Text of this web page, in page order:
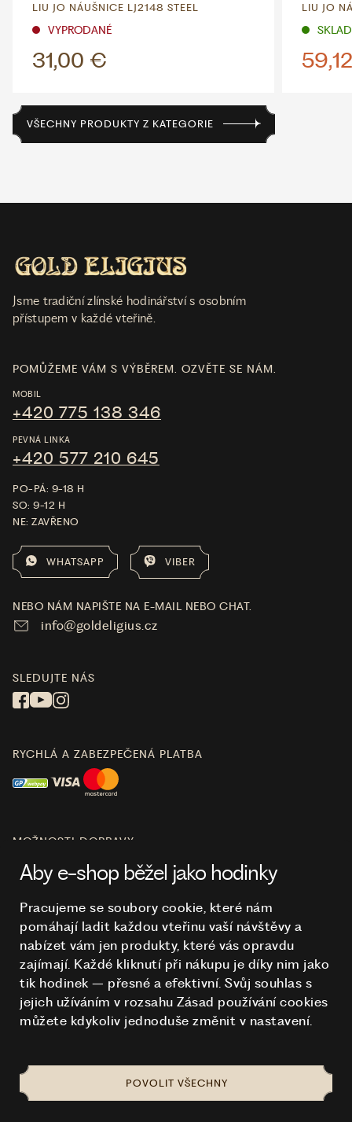
LIU JO NÁUŠNICE LJ2148 STEEL
VYPRODANÉ
31,00 €
LIU JO
VŠECHNY PRODUKTY Z KATEGORIE
Jsme tradiční zlínské hodinářství s osobním
přístupem v každé vteřině.
O NÁKUPU
HODINKY
POMŮŽEME VÁM S VÝBĚREM. OZVĚTE SE NÁM.
MOBIL
+420 775 138 346
PEVNÁ LINKA
+420 577 210 645
PO-PÁ: 9-18 H
SO: 9-12 H
NE: ZAVŘENO
WHATSAPP VIBER
NEBO NÁM NAPIŠTE NA E-MAIL NEBO CHAT.
info@goldeligius.cz
SLEDUJTE NÁS
RYCHLÁ A ZABEZPEČENÁ PLATBA
MOŽNOSTI DOPRAVY
Aby e-shop běžel jako hodinky
Pracujeme se soubory cookie, které nám
pomáhají ladit každou vteřinu vaší návštěvy a
nabízet vám jen produkty, které vás opravdu
zajímají. Každé kliknutí při nákupu je díky nim jako
tik hodinek – přesné a efektivní. Svůj souhlas s
jejich užíváním v rozsahu Zásad používání cookies
můžete kdykoliv jednoduše změnit v nastavení.
POVOLIT VŠECHNY